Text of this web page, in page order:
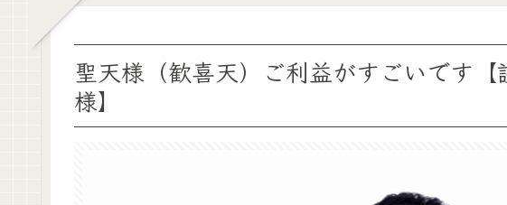
聖天様（歓喜天）ご利益がすごいです
様】